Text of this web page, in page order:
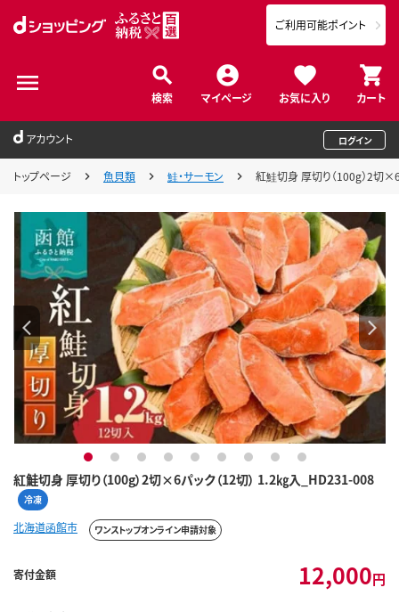
検索 マイページ お気に入り カート
ご利用可能ポイント
アカウント ログイン
トップページ 魚貝類 鮭・サーモン 紅鮭切身 厚切り（100g）2切
紅鮭切身 厚切り（100g）2切×6パック（12切） 1.2㎏入_HD231-008
冷凍
1 2 3 4 5 6 7 8 9
北海道函館市 ワンストップオンライン申請対象
寄付金額 12,000円